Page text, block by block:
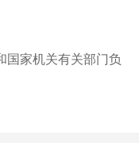
国家机关有关部门负